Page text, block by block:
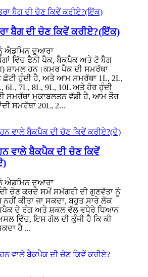
ਬੈਗ ਦੀ ਚੋਣ ਕਿਵੇਂ ਕਰੀਏ?(ਇੱਕ)
ਨੂੰ ਐਡਮਿਨ ਦੁਆਰਾ
ਵਿੱਚ ਫੈਨੀ ਪੈਕ, ਬੈਕਪੈਕ ਅਤੇ ਟੋ ਬੈਗ
ਸ਼ਾਮਲ ਹਨ।ਕਮਰ ਪੈਕ ਦੀ ਸਮਰੱਥਾ
ਹੁੰਦੀ ਹੈ, ਅਤੇ ਆਮ ਸਮਰੱਥਾ 1L, 2L,
6L, 7L, 8L, 9L, 10L ਅਤੇ ਹੋਰ ਹੁੰਦੀ
ਸਮਰੱਥਾ ਮੁਕਾਬਲਤਨ ਵੱਡੀ ਹੈ, ਆਮ ਤੌਰ
ਸਮਰੱਥਾ 20L, 2...
ਵਾਲੇ ਬੈਕਪੈਕ ਦੀ ਚੋਣ ਕਿਵੇਂ
ਨੂੰ ਐਡਮਿਨ ਦੁਆਰਾ
ਚੋਣ ਕਰਦੇ ਸਮੇਂ ਸਮੱਗਰੀ ਦੀ ਗੁਣਵੱਤਾ ਨੂੰ
ਕੀਤਾ ਜਾ ਸਕਦਾ, ਬਹੁਤ ਸਾਰੇ ਲੋਕ
ਦੇ ਰੰਗ ਅਤੇ ਸ਼ਕਲ ਵੱਲ ਵਧੇਰੇ ਧਿਆਨ
ਵਿੱਚ, ਇਸ ਗੱਲ ਦੀ ਕੁੰਜੀ ਹੈ ਕਿ ਕੀ
ਹੈ ...